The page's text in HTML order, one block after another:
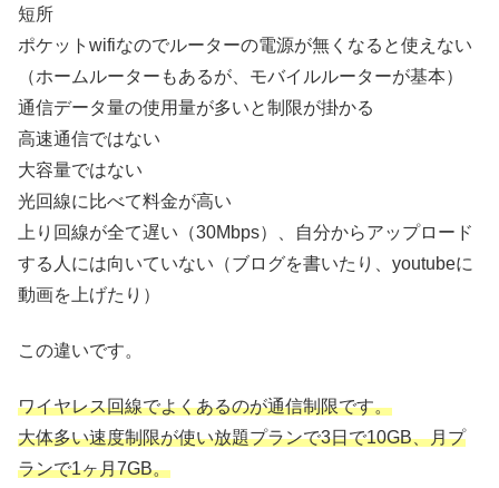
短所
ポケットwifiなのでルーターの電源が無くなると使えない
（ホームルーターもあるが、モバイルルーターが基本）
通信データ量の使用量が多いと制限が掛かる
高速通信ではない
大容量ではない
光回線に比べて料金が高い
上り回線が全て遅い（30Mbps）、自分からアップロード
する人には向いていない（ブログを書いたり、youtubeに
動画を上げたり）
この違いです。
ワイヤレス回線でよくあるのが通信制限です。
大体多い速度制限が使い放題プランで3日で10GB、月プ
ランで1ヶ月7GB。